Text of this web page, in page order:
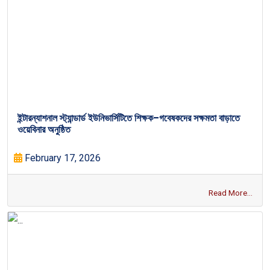
ইন্টারন্যাশনাল স্ট্যান্ডার্ড ইউনিভার্সিটিতে শিক্ষক–গবেষকদের সক্ষমতা বাড়াতে
ওয়েবিনার অনুষ্ঠিত
February 17, 2026
Read More...